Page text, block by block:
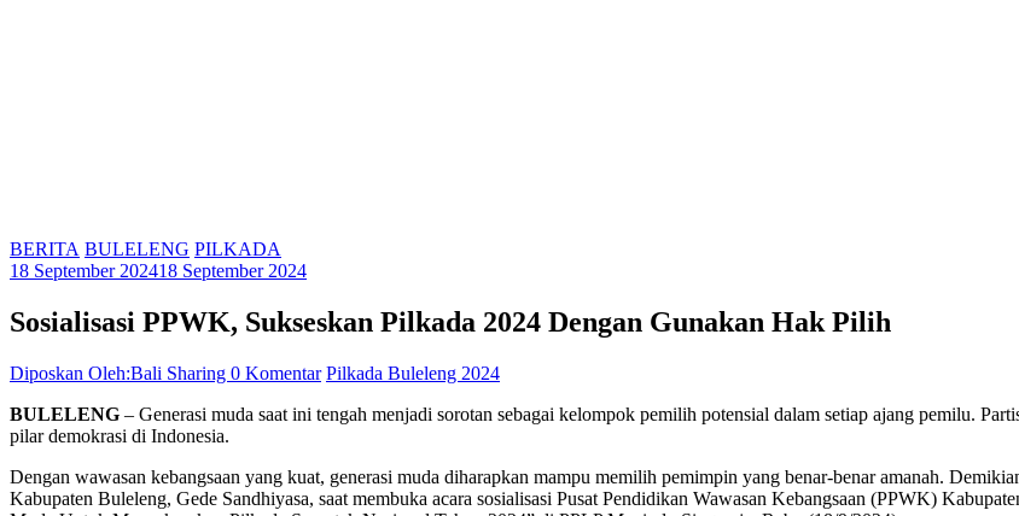
BERITA BULELENG PILKADA
18 September 202418 September 2024
Sosialisasi PPWK, Sukseskan Pilkada 2024 Dengan Gunakan Hak Pilih
Diposkan Oleh:Bali Sharing 0 Komentar Pilkada Buleleng 2024
BULELENG – Generasi muda saat ini tengah menjadi sorotan sebagai kelompok pemilih potensial dalam setiap ajang pemilu.
pilar demokrasi di Indonesia.
Dengan wawasan kebangsaan yang kuat, generasi muda diharapkan mampu memilih pemimpin yang benar-benar amanah.
Kabupaten Buleleng, Gede Sandhiyasa, saat membuka acara sosialisasi Pusat Pendidikan Wawasan Kebangsaan (PPWK)